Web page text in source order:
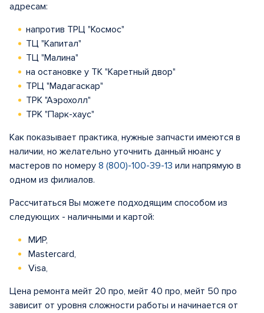
адресам:
напротив ТРЦ "Космос"
ТЦ "Капитал"
ТЦ "Малина"
на остановке у ТК "Каретный двор"
ТРЦ "Мадагаскар"
ТРК "Аэрохолл"
ТРК "Парк-хаус"
Как показывает практика, нужные запчасти имеются в
наличии, но желательно уточнить данный нюанс у
мастеров по номеру 8 (800)-100-39-13 или напрямую в
одном из филиалов.
Рассчитаться Вы можете подходящим способом из
следующих - наличными и картой:
МИР,
Mastercard,
Visa,
Цена ремонта мейт 20 про, мейт 40 про, мейт 50 про
зависит от уровня сложности работы и начинается от